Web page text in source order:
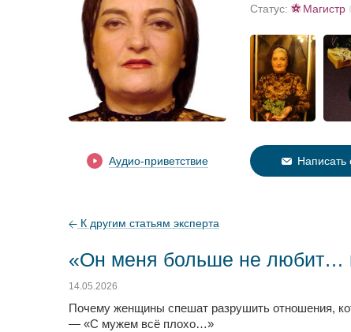
Статус: Магистр
Аудио-приветствие
К другим статьям эксперта
«Он меня больше не любит…
14.05.2026
Почему женщины спешат разрушить отношения,
— «С мужем всё плохо…»